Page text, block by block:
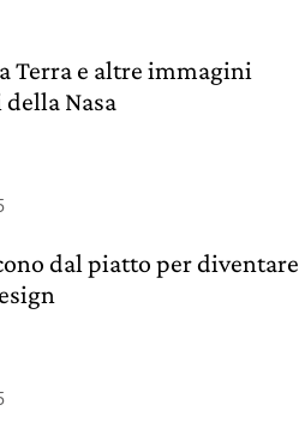
Terra e altre immagini
Nasa
dal piatto per diventare